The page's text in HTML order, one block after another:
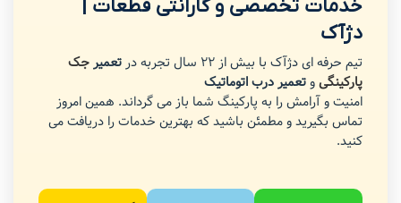
خدمات تخصصی و گارانتی قطعات |
دژآک
تیم حرفه ای دژآک با بیش از 22 سال تجربه در تعمیرجک
پارکینگیوتعمیر درب اتوماتیک
امنیت و آرامش را به پارکینگ شما باز می گرداند. همین امروز
تماس بگیرید و مطمئن باشید که بهترین خدمات را دریافت می
کنید.